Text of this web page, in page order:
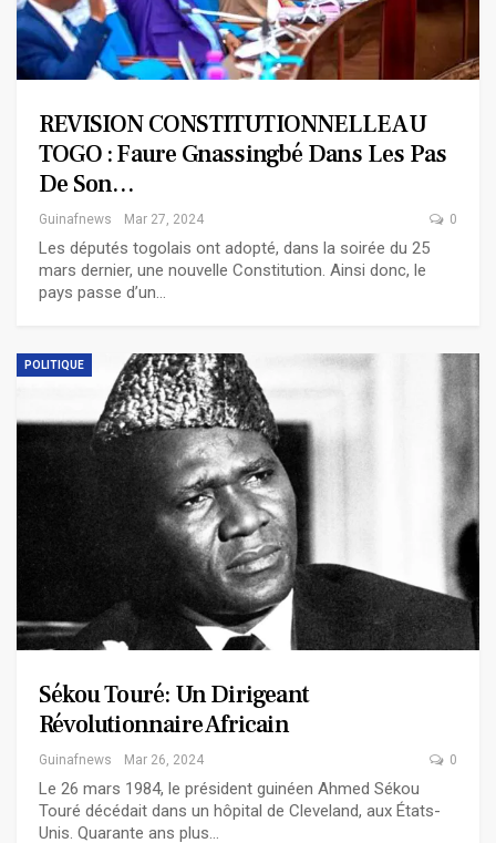
REVISION CONSTITUTIONNELLE AU
TOGO : Faure Gnassingbé Dans Les Pas
De Son…
Guinafnews Mar 27, 2024 0
Les députés togolais ont adopté, dans la soirée du 25
mars dernier, une nouvelle Constitution. Ainsi donc, le
pays passe d’un…
POLITIQUE
Sékou Touré: Un Dirigeant
Révolutionnaire Africain
Guinafnews Mar 26, 2024 0
Le 26 mars 1984, le président guinéen Ahmed Sékou
Touré décédait dans un hôpital de Cleveland, aux États-
Unis. Quarante ans plus…